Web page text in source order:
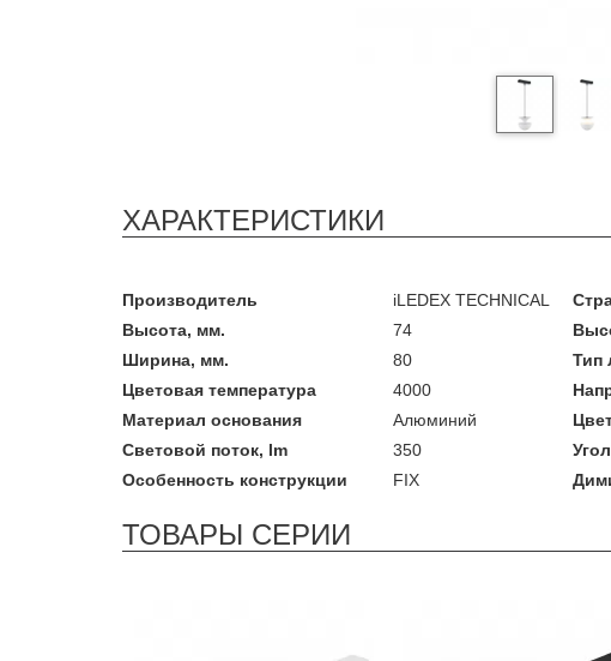
ХАРАКТЕРИСТИКИ
Производитель iLEDEX TECHNICAL
Высота, мм.
74
Ширина, мм.
80 Тип
Цветовая температура
4000
Материал основания
Алюминий
Световой поток, lm
350
Особенность конструкции
FIX
ТОВАРЫ СЕРИИ